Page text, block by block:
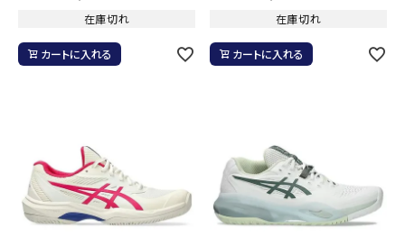
在庫切れ
カートに入れる
在庫切れ
カートに入れる